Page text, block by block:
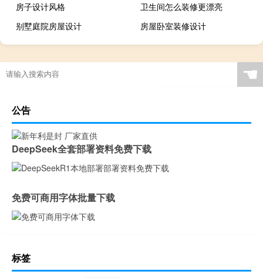
房子设计风格
卫生间怎么装修更漂亮
别墅庭院房屋设计
房屋卧室装修设计
☚
公告
DeepSeek全套部署资料免费下载
免费可商用字体批量下载
标签